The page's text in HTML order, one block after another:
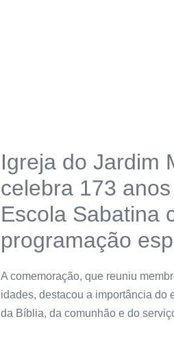
Igreja do Jardim
celebra 173
Escola Sabatina
programação
A comemoração, que reuniu
idades, destacou a importância do
da Bíblia, da comunhão e do